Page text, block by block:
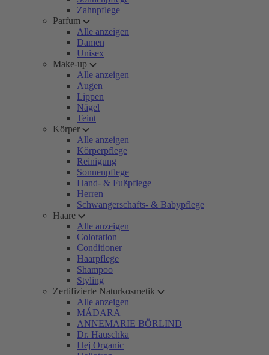
Zahnpflege
Parfum
Alle anzeigen
Damen
Unisex
Make-up
Alle anzeigen
Augen
Lippen
Nägel
Teint
Körper
Alle anzeigen
Körperpflege
Reinigung
Sonnenpflege
Hand- & Fußpflege
Herren
Schwangerschafts- & Babypflege
Haare
Alle anzeigen
Coloration
Conditioner
Haarpflege
Shampoo
Styling
Zertifizierte Naturkosmetik
Alle anzeigen
MÁDARA
ANNEMARIE BÖRLIND
Dr. Hauschka
Hej Organic